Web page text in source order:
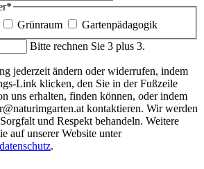
*
Grünraum
Gartenpädagogik
Bitte rechnen Sie 3 plus 3.
jederzeit ändern oder widerrufen, indem
Link klicken, den Sie in der Fußzeile
uns erhalten, finden können, oder indem
kontaktieren. Wir werden
und Respekt behandeln. Weitere
auf unserer Website unter
.